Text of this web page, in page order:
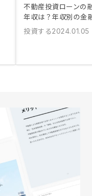
不動産投資ローンの
年収は？年収別の金
投資する2024.01.05